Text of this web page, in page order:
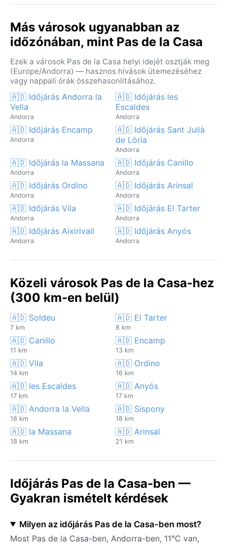
Más városok ugyanabban az
időzónában, mint Pas de la Casa
Ezek a városok Pas de la Casa helyi idejét osztják meg
(Europe/Andorra) — hasznos hívások ütemezéséhez
vagy nappali órák összehasonlításához.
🇦🇩 Időjárás Andorra la
Vella
Andorra
🇦🇩 Időjárás les
Escaldes
Andorra
🇦🇩 Időjárás Encamp
Andorra
🇦🇩 Időjárás Sant Julià
de Lòria
Andorra
🇦🇩 Időjárás la Massana
Andorra
🇦🇩 Időjárás Canillo
Andorra
🇦🇩 Időjárás Ordino
Andorra
🇦🇩 Időjárás Arinsal
Andorra
🇦🇩 Időjárás Vila
Andorra
🇦🇩 Időjárás El Tarter
Andorra
🇦🇩 Időjárás Aixirivall
Andorra
🇦🇩 Időjárás Anyós
Andorra
Közeli városok Pas de la Casa-hez
(300 km-en belül)
🇦🇩 Soldeu
7 km
🇦🇩 El Tarter
8 km
🇦🇩 Canillo
11 km
🇦🇩 Encamp
13 km
🇦🇩 Vila
14 km
🇦🇩 Ordino
16 km
🇦🇩 les Escaldes
17 km
🇦🇩 Anyós
17 km
🇦🇩 Andorra la Vella
18 km
🇦🇩 Sispony
18 km
🇦🇩 la Massana
18 km
🇦🇩 Arinsal
21 km
Időjárás Pas de la Casa-ben —
Gyakran ismételt kérdések
Milyen az időjárás Pas de la Casa-ben most?
Most Pas de la Casa-ben, Andorra-ben, 11°C van,